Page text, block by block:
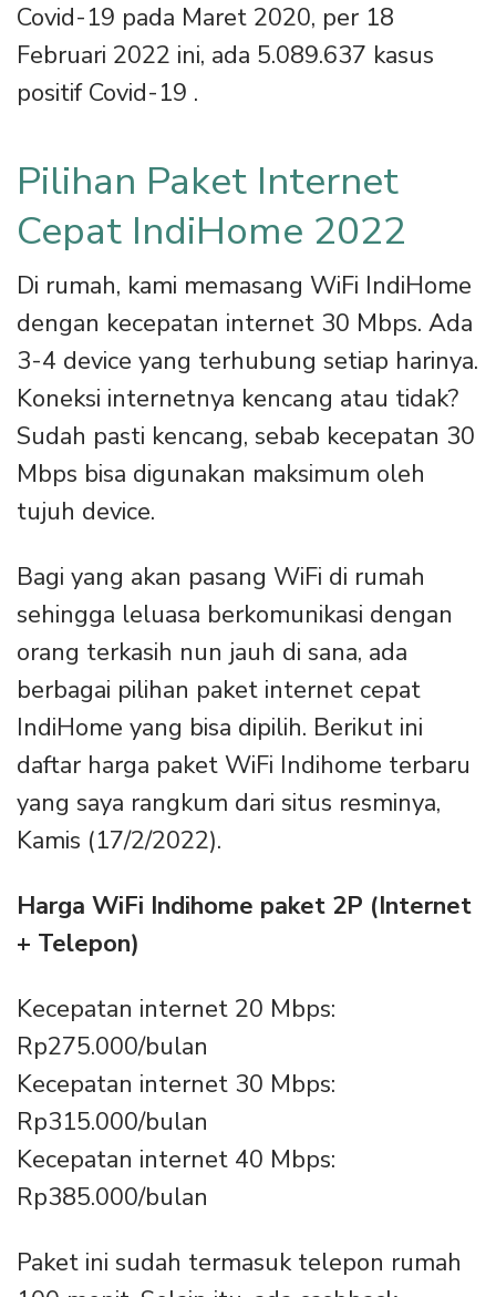
Covid-19 pada Maret 2020, per 18
Februari 2022 ini, ada 5.089.637 kasus
positif Covid-19 .
Pilihan Paket Internet
Cepat IndiHome 2022
Di rumah, kami memasang WiFi IndiHome
dengan kecepatan internet 30 Mbps. Ada
3-4 device yang terhubung setiap harinya.
Koneksi internetnya kencang atau tidak?
Sudah pasti kencang, sebab kecepatan 30
Mbps bisa digunakan maksimum oleh
tujuh device.
Bagi yang akan pasang WiFi di rumah
sehingga leluasa berkomunikasi dengan
orang terkasih nun jauh di sana, ada
berbagai pilihan paket internet cepat
IndiHome yang bisa dipilih. Berikut ini
daftar harga paket WiFi Indihome terbaru
yang saya rangkum dari situs resminya,
Kamis (17/2/2022).
Harga WiFi Indihome paket 2P (Internet
+ Telepon)
Kecepatan internet 20 Mbps:
Rp275.000/bulan
Kecepatan internet 30 Mbps:
Rp315.000/bulan
Kecepatan internet 40 Mbps:
Rp385.000/bulan
Paket ini sudah termasuk telepon rumah